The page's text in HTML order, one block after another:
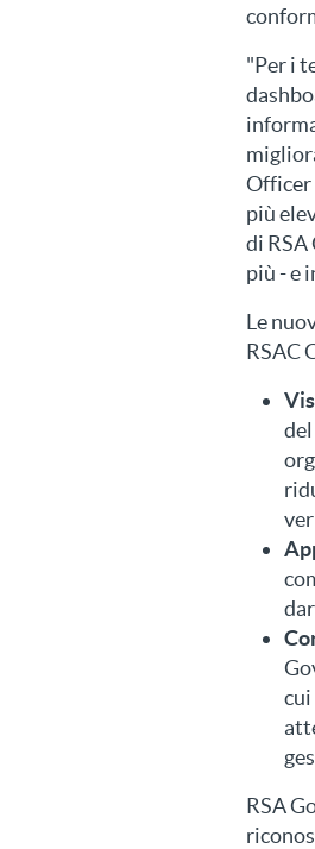
"Per i
Officer
più
di RSA
più - e
Le
RSAC
cui
RSA